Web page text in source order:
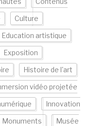
Culture
Education artistique
Exposition
Histoire de l'art
vidéo projetée
Innovation
Monuments Musée